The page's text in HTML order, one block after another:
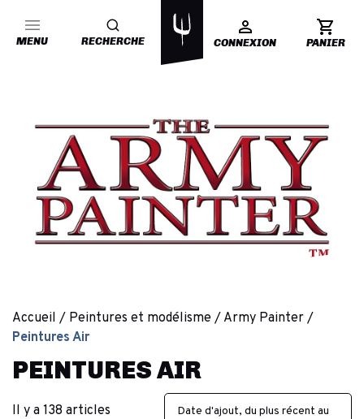
MENU RECHERCHE CONNEXION PANIER
Accueil Peintures et modélisme
Army Painter
Peintures Air
PEINTURES AIR
Il y a 138 articles
Date d'ajout, du plus récent au